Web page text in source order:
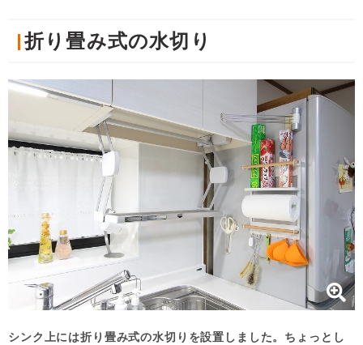
折り畳み式の水切り
シンク上には折り畳み式の水切りを設置しました。ちょっとし